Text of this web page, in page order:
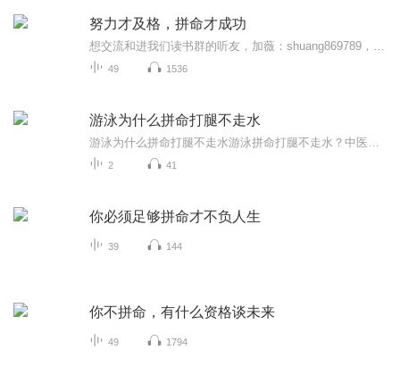
努力才及格，拼命才成功
49 1536
游泳为什么拼命打腿不走水
2 41
你必须足够拼命才不负人生
39 144
你不拼命，有什么资格谈未来
49 1794